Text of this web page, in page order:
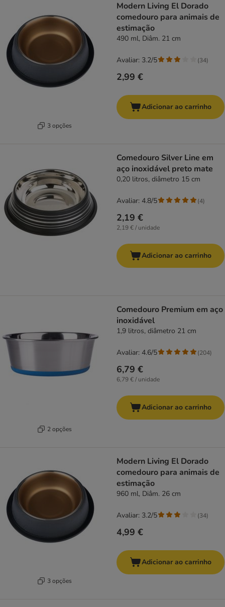
3 opções
Modern Living El Dorado
comedouro para animais de
estimação
490 ml, Diâm. 21 cm
2,99 €
Avaliar: 3.2/5 (34)
Adicionar ao carrinho
Comedouro Silver Line em
aço inoxidável preto mate
0,20 litros, diâmetro 15 cm
2,19 €
2,19 € / unidade
Avaliar: 4.8/5 (4)
Adicionar ao carrinho
2 opções
Comedouro Premium em aço
inoxidável
1,9 litros, diâmetro 21 cm
6,79 €
6,79 € / unidade
Avaliar: 4.6/5 (204)
Adicionar ao carrinho
3 opções
Modern Living El Dorado
comedouro para animais de
estimação
960 ml, Diâm. 26 cm
4,99 €
Avaliar: 3.2/5 (34)
Adicionar ao carrinho